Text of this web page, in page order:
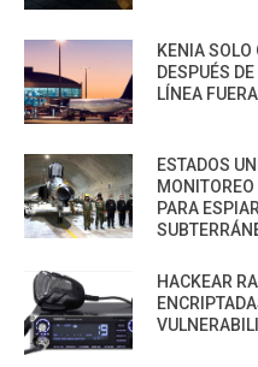
KENIA SOLO
DESPUÉS
LÍNEA
ESTADOS
PARA
HACKEAR